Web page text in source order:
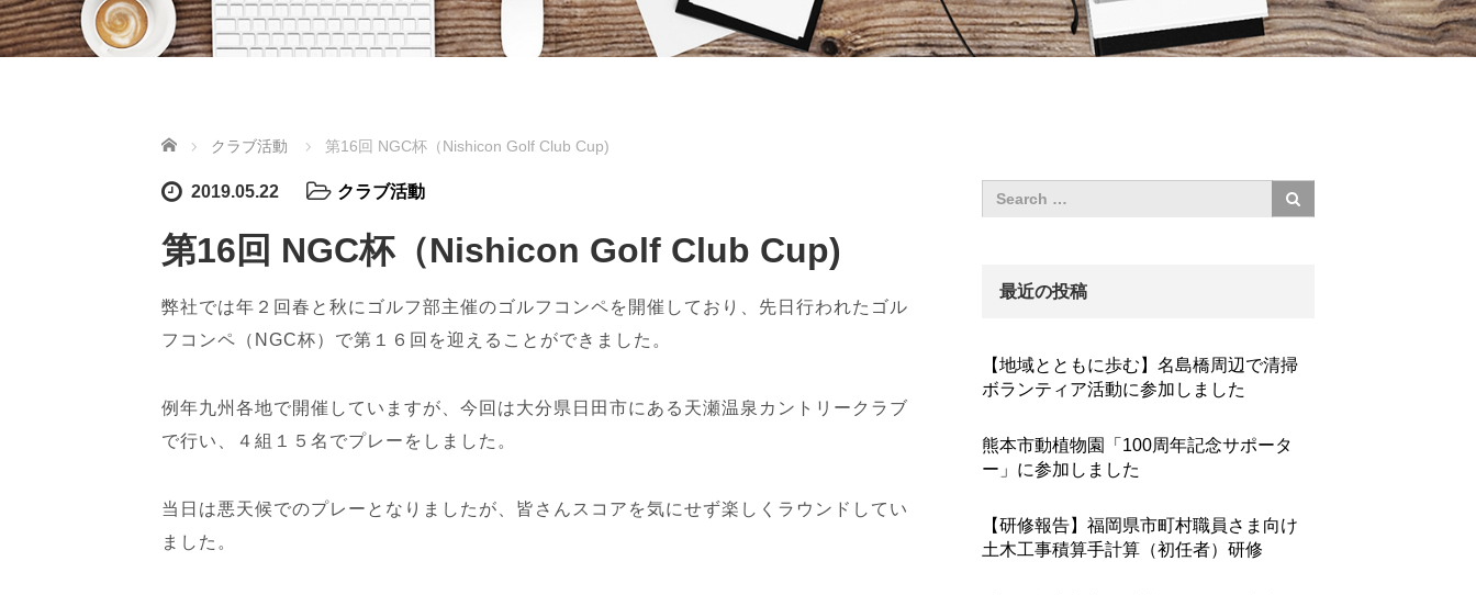
ホーム クラブ活動 第16回 NGC杯（Nishicon Golf Club Cup)
2019.05.22 クラブ活動
第16回 NGC杯（Nishicon Golf Club Cup)
弊社では年２回春と秋にゴルフ部主催のゴルフコンペを開催しており、先日行われたゴル
フコンペ（NGC杯）で第１６回を迎えることができました。
例年九州各地で開催していますが、今回は大分県日田市にある天瀬温泉カントリークラブ
で行い、４組１５名でプレーをしました。
当日は悪天候でのプレーとなりましたが、皆さんスコアを気にせず楽しくラウンドしてい
ました。
最近の投稿
【地域とともに歩む】名島橋周辺で清掃
ボランティア活動に参加しました
熊本市動植物園「100周年記念サポータ
ー」に参加しました
【研修報告】福岡県市町村職員さま向け
土木工事積算手計算（初任者）研修